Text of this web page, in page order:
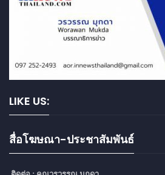
LIKE US:
สื่อโฆษณา-ประชาสัมพันธ์